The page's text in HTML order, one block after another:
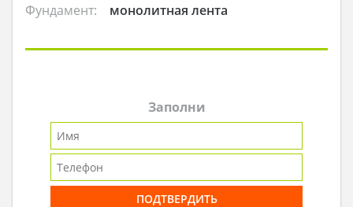
Фундамент:
монолитная лента
Заполни